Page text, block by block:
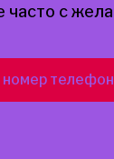
с
номер